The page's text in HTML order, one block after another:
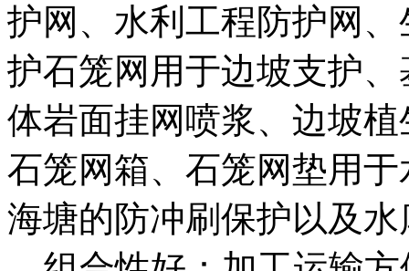
护网、水利工程防护网
护石笼网用于边坡支护
体岩面挂网喷浆、边坡
石笼网箱、石笼网垫用
海塘的防冲刷保护以及